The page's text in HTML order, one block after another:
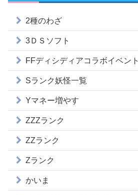
2種のわざ
3ＤＳソフト
FFディシディアコラボイベント
Sランク妖怪一覧
Yマネー増やす
ZZZランク
ZZランク
Zランク
かいま